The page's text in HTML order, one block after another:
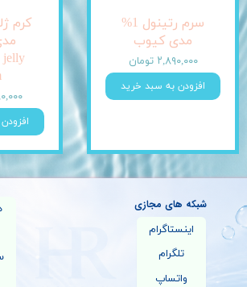
سرم رتینول 1%
مدی کیوب
۲,۸۹۰,۰۰۰ تومان
افزودن به سبد خرید
کرم
jelly
اینستاگرام
تلگرام
واتساپ
شبکه های مجازی